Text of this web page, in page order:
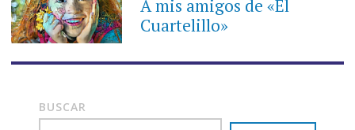
A mis amigos de «El
Cuartelillo»
BUSCAR